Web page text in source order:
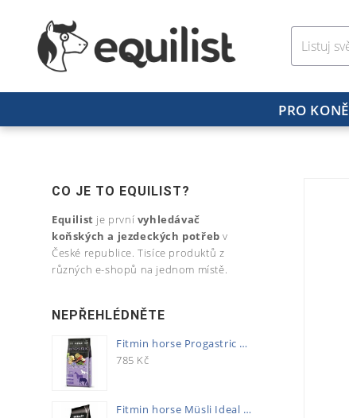
PRO KONĚ
CO JE TO EQUILIST?
Equilist je první vyhledávač
koňských a jezdeckých potřeb v
České republice. Tisíce produktů z
různých e-shopů na jednom místě.
NEPŘEHLÉDNĚTE
Fitmin horse Progastric 20kg
785 Kč
Fitmin horse Müsli Ideal 20kg